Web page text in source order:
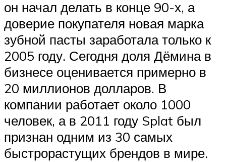
он начал делать в конце 90-х, а
доверие покупателя новая марка
зубной пасты заработала только к
2005 году. Сегодня доля Дёмина в
бизнесе оценивается примерно в
20 миллионов долларов. В
компании работает около 1000
человек, а в 2011 году Splat был
признан одним из 30 самых
быстрорастущих брендов в мире.